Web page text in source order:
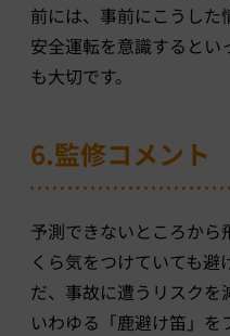
前には、事前にこうした
安全運転を意識すると
も大切です。
6.監修コメント
予測できないところか
くら気をつけていても避
だ、事故に遭うリスクを
いわゆる「鹿避け笛」を